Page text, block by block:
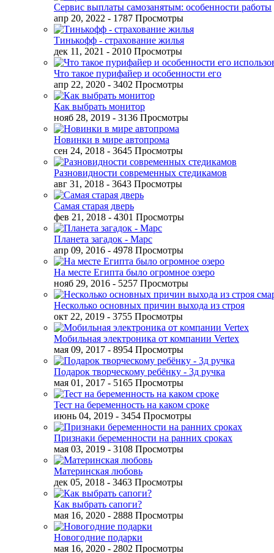
Сервис выплаты самозанятым: особенности работы
апр 20, 2022 - 1787 Просмотры
Тинькофф - страхование жилья
дек 11, 2021 - 2010 Просмотры
Что такое пурифайер и особенности его
апр 22, 2020 - 3402 Просмотры
Как выбрать монитор
нояб 28, 2019 - 3136 Просмотры
Новинки в мире автопрома
сен 24, 2018 - 3645 Просмотры
Разновидности современных стедикамов
авг 31, 2018 - 3643 Просмотры
Самая старая дверь
фев 21, 2018 - 4301 Просмотры
Планета загадок - Марс
апр 09, 2016 - 4978 Просмотры
На месте Египта было огромное озеро
нояб 29, 2016 - 5257 Просмотры
Несколько основных причин выхода из строя
окт 22, 2019 - 3755 Просмотры
Мобильная электроника от компании Vertex
мая 09, 2017 - 8954 Просмотры
Подарок творческому ребёнку - 3д ручка
мая 01, 2017 - 5165 Просмотры
Тест на беременность на каком сроке
июнь 04, 2019 - 3454 Просмотры
Признаки беременности на ранних сроках
мая 03, 2019 - 3108 Просмотры
Материнская любовь
дек 05, 2018 - 3463 Просмотры
Как выбрать сапоги?
мая 16, 2020 - 2888 Просмотры
Новогодние подарки
мая 16, 2020 - 2802 Просмотры